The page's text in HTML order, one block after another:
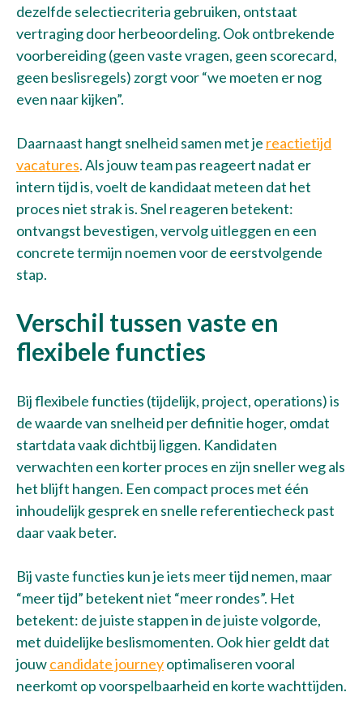
dezelfde selectiecriteria gebruiken, ontstaat
vertraging door herbeoordeling. Ook ontbrekende
voorbereiding (geen vaste vragen, geen scorecard,
geen beslisregels) zorgt voor “we moeten er nog
even naar kijken”.
Daarnaast hangt snelheid samen met je reactietijd
vacatures. Als jouw team pas reageert nadat er
intern tijd is, voelt de kandidaat meteen dat het
proces niet strak is. Snel reageren betekent:
ontvangst bevestigen, vervolg uitleggen en een
concrete termijn noemen voor de eerstvolgende
stap.
Verschil tussen vaste en
flexibele functies
Bij flexibele functies (tijdelijk, project, operations) is
de waarde van snelheid per definitie hoger, omdat
startdata vaak dichtbij liggen. Kandidaten
verwachten een korter proces en zijn sneller weg als
het blijft hangen. Een compact proces met één
inhoudelijk gesprek en snelle referentiecheck past
daar vaak beter.
Bij vaste functies kun je iets meer tijd nemen, maar
“meer tijd” betekent niet “meer rondes”. Het
betekent: de juiste stappen in de juiste volgorde,
met duidelijke beslismomenten. Ook hier geldt dat
jouwcandidate journeyoptimaliseren vooral
neerkomt op voorspelbaarheid en korte wachttijden.